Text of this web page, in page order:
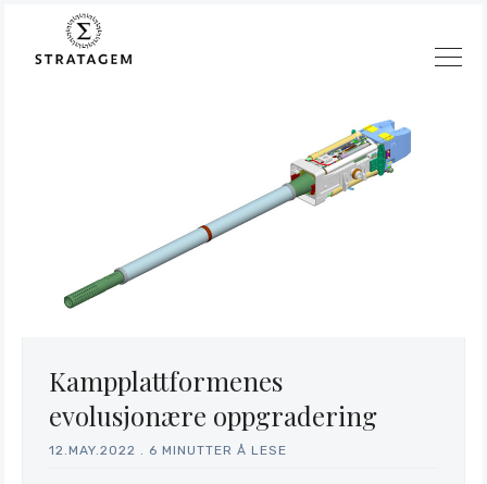
Søk
Stratagem
Kampplattformenes
evolusjonære oppgradering
12.MAY.2022 6 MINUTTER Å LESE